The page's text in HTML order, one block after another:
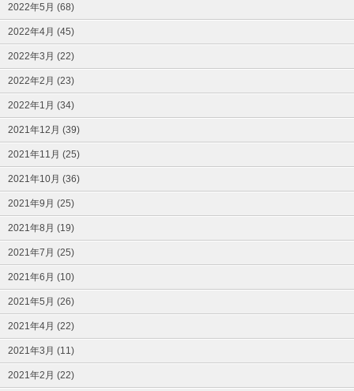
2022年5月 (68)
2022年4月 (45)
2022年3月 (22)
2022年2月 (23)
2022年1月 (34)
2021年12月 (39)
2021年11月 (25)
2021年10月 (36)
2021年9月 (25)
2021年8月 (19)
2021年7月 (25)
2021年6月 (10)
2021年5月 (26)
2021年4月 (22)
2021年3月 (11)
2021年2月 (22)